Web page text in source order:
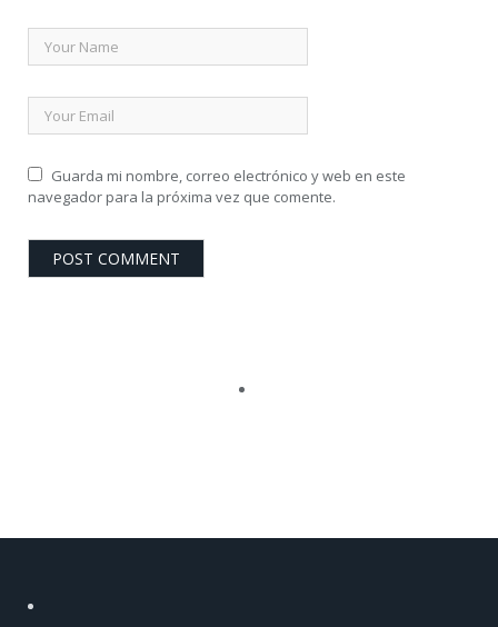
Guarda mi nombre, correo electrónico y web en este
navegador para la próxima vez que comente.